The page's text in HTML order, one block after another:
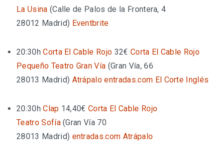
La Usina (Calle de Palos de la Frontera, 4
28012 Madrid) Eventbrite
20:30h Corta El Cable Rojo 32€ Corta El Cable Rojo
Pequeño Teatro Gran Vía (Gran Vía, 66
28013 Madrid) Atrápalo entradas.com El Corte Inglés
20:30h Clap 14,40€ Corta El Cable Rojo
Teatro Sofía(Gran Vía 70
28013 Madrid) entradas.com Atrápalo